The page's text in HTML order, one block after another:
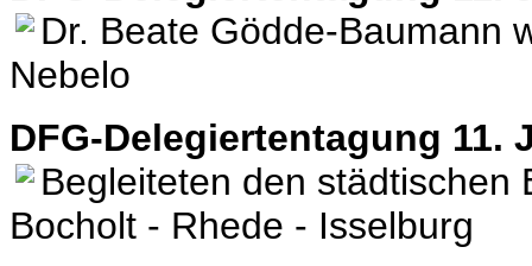
Dr. Beate Gödde-Baumann
Nebelo
DFG-Delegiertentagung 11.
Begleiteten den städtischen
Bocholt - Rhede - Isselburg